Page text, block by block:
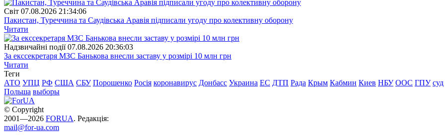
Свiт 07.08.2026 21:34:06
Пакистан, Туреччина та Саудівська Аравія підписали угоду про колективну оборону
Читати
Надзвичайні події 07.08.2026 20:36:03
За екссекретаря МЗС Банькова внесли заставу у розмірі 10 млн грн
Читати
Теги
АТО УПЦ РФ США СБУ Порошенко Росія коронавирус Донбасс Украина ЕС ДТП Рада Крым Кабмин Киев НБУ ООС ГПУ суд
Польша выборы
© Copyright
2001—2026 FORUA. Редакція:
mail@for-ua.com